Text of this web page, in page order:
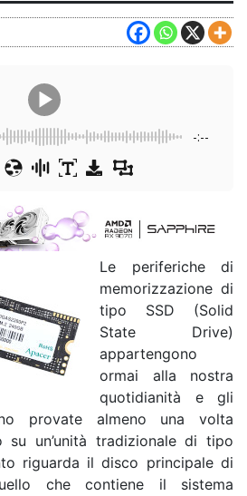
-:--
Le periferiche di
memorizzazione di
tipo SSD (Solid
State Drive)
appartengono
ormai alla nostra
quotidianità e gli
provate almeno una volta
su un’unità tradizionale di tipo
riguarda il disco principale di
che contiene il sistema